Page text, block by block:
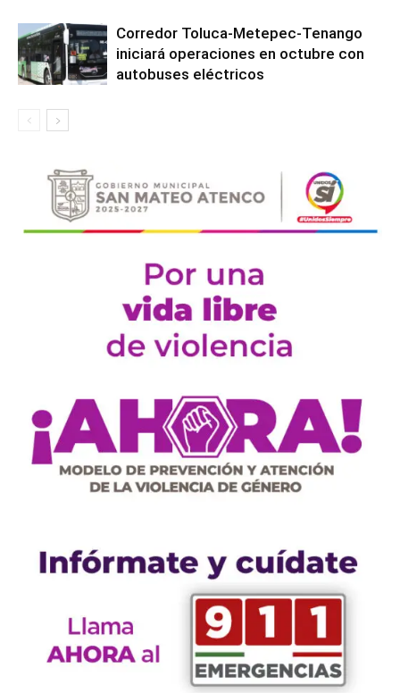
Corredor Toluca-Metepec-Tenango
iniciará operaciones en octubre con
autobuses eléctricos